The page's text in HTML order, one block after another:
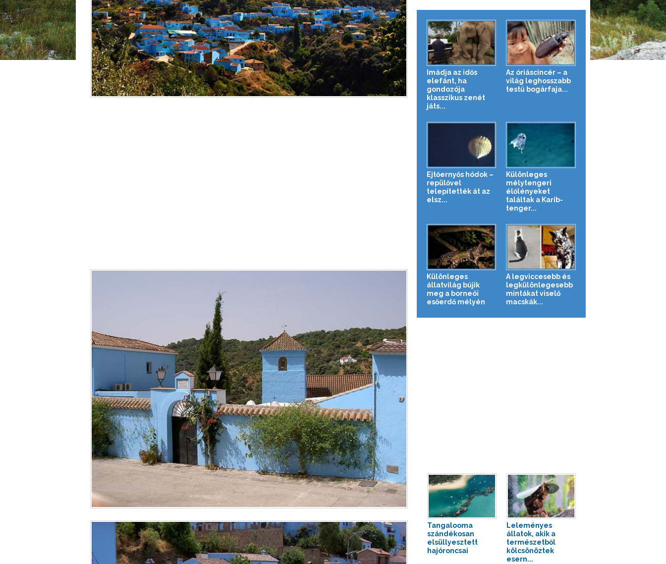
Imádja az idős
elefánt, ha
gondozója
klasszikus zenét
játs...
Az óriáscincér – a
világ leghosszabb
testű bogárfaja...
Ejtőernyős hódok –
repülővel
telepítették át az
elsz...
Különleges
mélytengeri
élőlényeket
találtak a Karib-
tenger...
Különleges
állatvilág bújik
meg a borneói
esőerdő mélyén
A legviccesebb és
legkülönlegesebb
mintákat viselő
macskák...
Tangalooma
szándékosan
elsüllyesztett
hajóroncsai
Leleményes
állatok, akik a
természetből
kölcsönöztek
esern...